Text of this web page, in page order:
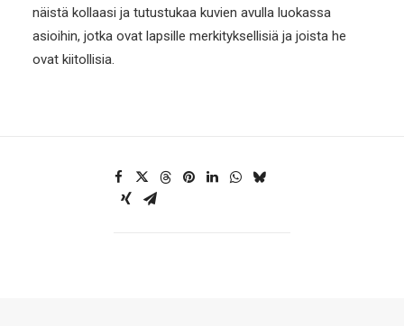
näistä kollaasi ja tutustukaa kuvien avulla luokassa
asioihin, jotka ovat lapsille merkityksellisiä ja joista he
ovat kiitollisia.